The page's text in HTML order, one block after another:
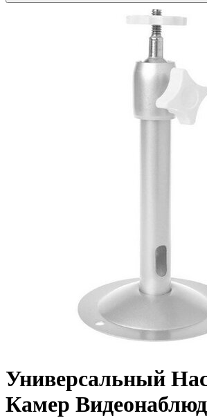
Универсальный
Камер